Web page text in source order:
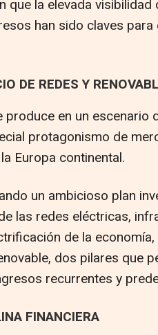
que la elevada visibilidad
han sido claves
DE REDES Y
produce en un escenario
protagonismo de
Europa continental.
un ambicioso plan
las redes eléctricas,
de la
dos pilares que
recurrentes y
FINANCIERA